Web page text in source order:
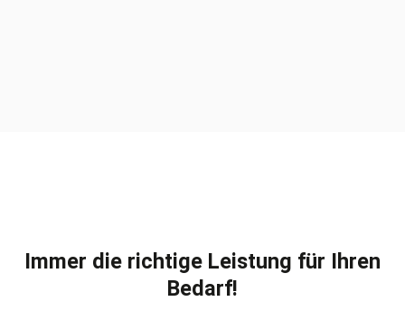
Immer die richtige Leistung für Ihren
Bedarf!